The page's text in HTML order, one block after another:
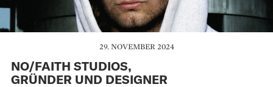
29. NOVEMBER 2024
NO/FAITH STUDIOS,
GRÜNDER UND DESIGNER